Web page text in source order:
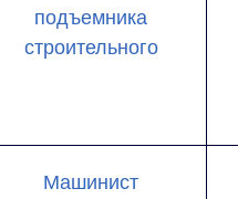
подъемника
строительного
Машинист